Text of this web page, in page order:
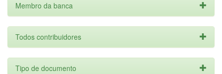
Membro da banca
Todos contribuidores
Tipo de documento